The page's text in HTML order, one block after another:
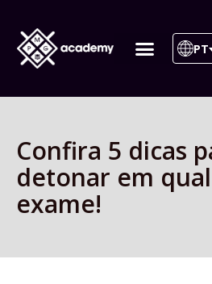
PT
Confira 5 dicas
detonar em
exame!